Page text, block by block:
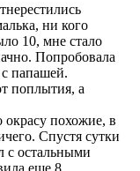
ни кого
10, мне стало
Попробовала
с папашей.
поплытия, а
окрасу похожие, в
Спустя сутки
с остальными
еще 8